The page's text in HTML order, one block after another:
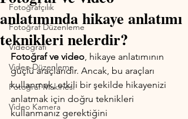
Fotoğrafçılık
Fotoğraf Düzenleme
Videografi
Video Düzenleme
Fotoğraf Makinesi
Video Kamera
anlatımında hikaye anlatımı
teknikleri nelerdir?
Fotoğraf ve video, hikaye anlatımının
güçlü araçlarıdır. Ancak, bu araçları
kullanmak, etkili bir şekilde hikayenizi
anlatmak için doğru teknikleri
kullanmanız gerektiğini